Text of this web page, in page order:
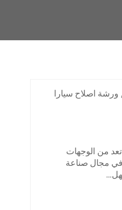
, ورشة اصلاح سيارا
من الوجهات
في مجال صناعة